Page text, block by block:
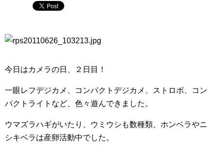
今日はカメラの日、２日目！
一眼レフデジカメ、コンパクトデジカメ、ストロボ、コン
パクトライトなど、色々遊んできました。
ウマズラハギがいたり、ウミウシも数種類、ホンベラやニ
シキベラは産卵活動中でした。